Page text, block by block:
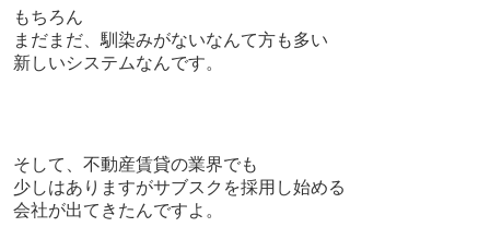
もちろん
まだまだ、馴染みがないなんて方も多い
新しいシステムなんです。
そして、 不動産賃貸の業界でも
少しはありますがサブスクを採用し始める
会社が出てきたんですよ。